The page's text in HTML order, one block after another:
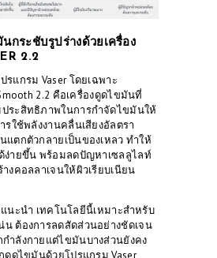
กระชับรูปร่างด้วยเครื่อง
2.2
แกรม Vaser โดยเฉพาะ
2.2 คือเครื่องดูดไขมันที่
ระสิทธิภาพในการกำจัดไขมันให้
รใช้พลังงานคลื่นเสียงอัลตรา
ตกตัวกลายเป็นของเหลว ทำให้
ง่ายขึ้น พร้อมลดปัญหาเซลลูไลท์
งคอลลาเจนให้ผิวเรียบเนียน
นะนำ เทคโนโลยีนี้เหมาะสำหรับ
ต้องการลดสัดส่วนอย่างชัดเจน
ำลังกายแต่ไขมันบางส่วนยังคง
ดูดไขมันด้วยโปรแกรม Vaser